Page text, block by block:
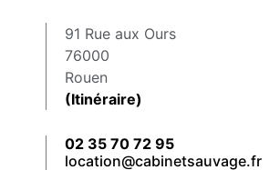
91 Rue aux Ours
76000
Rouen
(Itinéraire)
02 35 70 72 95
location@cabinetsauvage.fr